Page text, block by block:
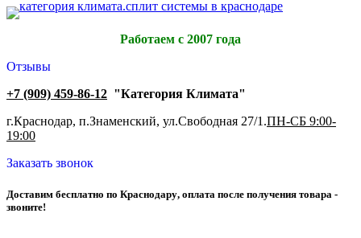
Работаем с 2007 года
Отзывы
+7 (909) 459-86-12 "Категория Климата"
г.Краснодар, п.Знаменский, ул.Свободная 27/1.ПН-СБ 9:00-
19:00
Заказать звонок
Доставим бесплатно по Краснодару, оплата после получения товара -
звоните!